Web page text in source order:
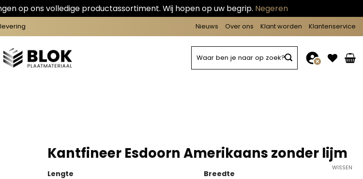
op ons volledige productassortiment. Wij hopen op uw begrip. Negeren
Nieuws Over ons Klant worden Klantenservice
naar:
Kantfineer Esdoorn Amerikaans zonder lijm
Lengte Breedte
WISSEN